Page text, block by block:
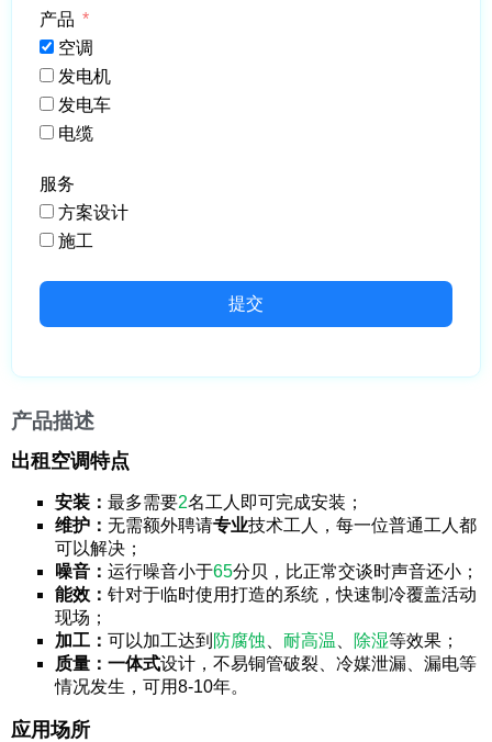
产品
空调
发电机
发电车
电缆
服务
方案设计
施工
提交
产品描述
出租空调特点
安装： 最多需要2名工人即可完成安装；
维护： 无需额外聘请专业技术工人，每一位普通工人都
可以解决；
噪音： 运行噪音小于65分贝，比正常交谈时声音还小；
能效： 针对于临时使用打造的系统，快速制冷覆盖活动
现场；
加工： 可以加工达到 防腐蚀 耐高温 除湿等效果；
质量： 一体式设计，不易铜管破裂、冷媒泄漏、漏电等
情况发生，可用8-10年。
应用场所